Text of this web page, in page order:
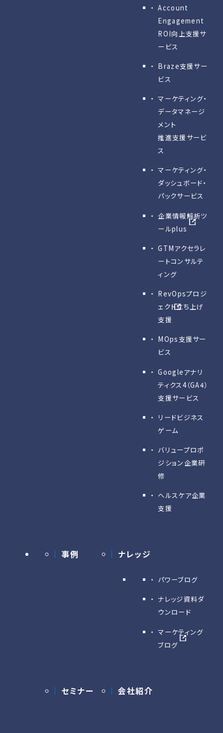
Account
Engagement
ROI向上支援サ
ービス
Braze支援サー
ビス
マーケティング・
データマネージ
メント
推進支援サービ
ス
マーケティング・
ダッシュボード・
パックサービス
企業情報解析ツ
ールplus
GTMアクセラレ
ートコンサルテ
ィング
RevOpsプロジ
ェクト立ち上げ
支援
MOps支援サー
ビス
Googleアナリ
ティクス4（GA4）
支援サービス
リードビジネス
ゲーム
バリュープロポ
ジション企業研
修
ヘルスケア企業
支援
事例 ナレッジ
パワーブログ
ナレッジ資料ダ
ウンロード
マーケティング
ブログ
セミナー 会社紹介